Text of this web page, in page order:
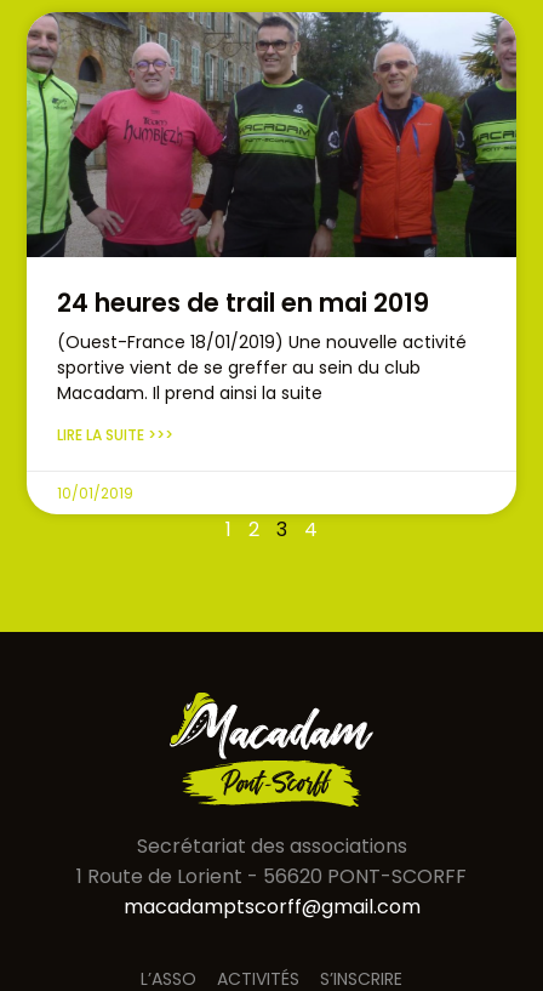
24 heures de trail en mai 2019
(Ouest-France 18/01/2019) Une nouvelle activité
sportive vient de se greffer au sein du club
Macadam. Il prend ainsi la suite
LIRE LA SUITE >>>
10/01/2019
1 2 3 4
Secrétariat des associations
1 Route de Lorient - 56620 PONT-SCORFF
macadamptscorff@gmail.com
L’ASSO ACTIVITÉS S’INSCRIRE